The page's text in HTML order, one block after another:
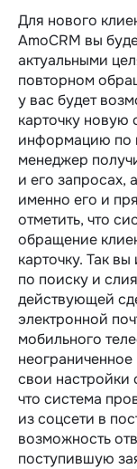
Для нового
AmoCRM вы
актуальными
повторном
у вас будет
карточку новую
информацию по
менеджер
и его запросах,
именно его и
отметить, что
обращение
карточку. Так
по поиску и
действующей
электронной
мобильного
свои настройки
что система
из соцсети в
возможность
поступившую